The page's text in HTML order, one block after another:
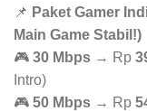
📌 Paket Gamer
Main Game Stabil!)
🎮 30 Mbps → Rp
Intro)
🎮 50 Mbps → Rp